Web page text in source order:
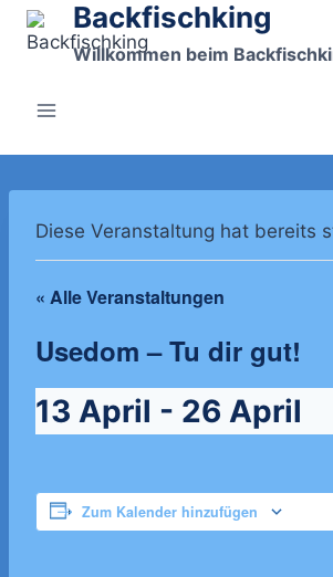
Zum
Inhalt
Backfischking
Willkommen beim
Diese Veranstaltung hat bereits
« Alle Veranstaltungen
Usedom – Tu dir gut!
13 April - 26 April
Zum Kalender hinzufügen